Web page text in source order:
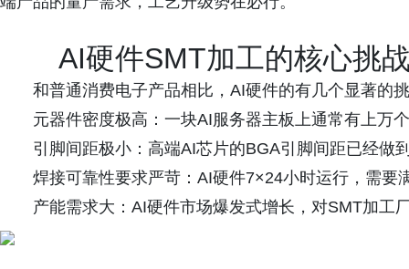
AI硬件SMT加工的核心挑
和普通消费电子产品相比，AI硬件的有几个显著的
元器件密度极高：一块AI服务器主板上通常有上万
引脚间距极小：高端AI芯片的BGA引脚间距已经做
焊接可靠性要求严苛：AI硬件7×24小时运行，需
产能需求大：AI硬件市场爆发式增长，对SMT加工